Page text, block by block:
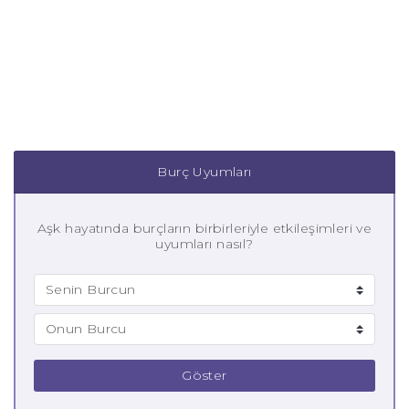
Burç Uyumları
Aşk hayatında burçların birbirleriyle etkileşimleri ve
uyumları nasıl?
Göster